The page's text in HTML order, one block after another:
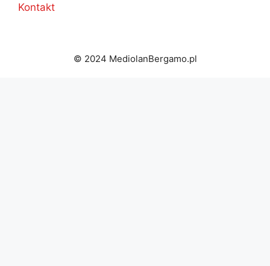
Kontakt
© 2024 MediolanBergamo.pl